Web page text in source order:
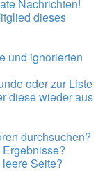
Nachrichten!
dieses
und ignorierten
oder zur Liste
diese wieder aus
durchsuchen?
Seite?